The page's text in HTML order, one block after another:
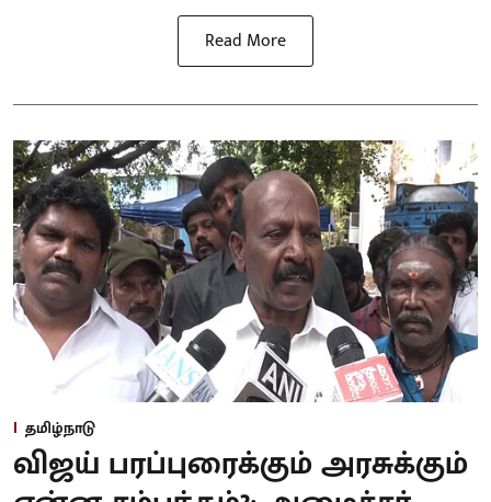
Read More
தமிழ்நாடு
விஜய் பரப்புரைக்கும் அரசுக்கும்